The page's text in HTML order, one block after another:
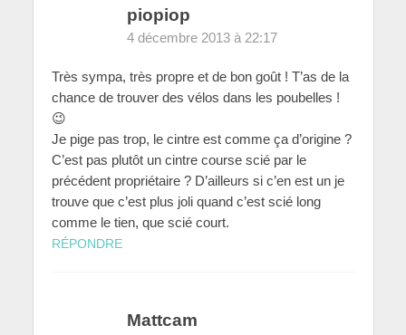
piopiop
4 décembre 2013 à 22:17
Très sympa, très propre et de bon goût ! T’as de la
chance de trouver des vélos dans les poubelles !
😉
Je pige pas trop, le cintre est comme ça d’origine ?
C’est pas plutôt un cintre course scié par le
précédent propriétaire ? D’ailleurs si c’en est un je
trouve que c’est plus joli quand c’est scié long
comme le tien, que scié court.
RÉPONDRE
Mattcam